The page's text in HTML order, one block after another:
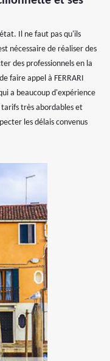
Il ne faut pas qu'ils
nécessaire de réaliser des
des professionnels en la
faire appel à FERRARI
a beaucoup d'expérience
très abordables et
les délais convenus